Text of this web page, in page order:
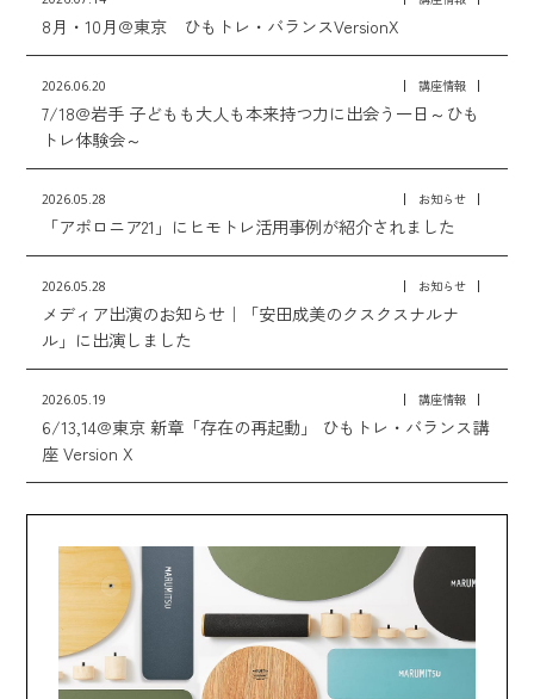
8月・10月@東京 ひもトレ・バランスVersionX
2026.06.20 講座情報
7/18@岩手 子どもも大人も本来持つ力に出会う一日～ひも
トレ体験会～
2026.05.28 お知らせ
「アポロニア21」にヒモトレ活用事例が紹介されました
2026.05.28 お知らせ
メディア出演のお知らせ｜「安田成美のクスクスナルナ
ル」に出演しました
2026.05.19 講座情報
6/13,14@東京 新章「存在の再起動」 ひもトレ・バランス講
座 Version X